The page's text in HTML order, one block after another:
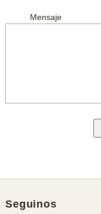
Mensaje
Seguinos